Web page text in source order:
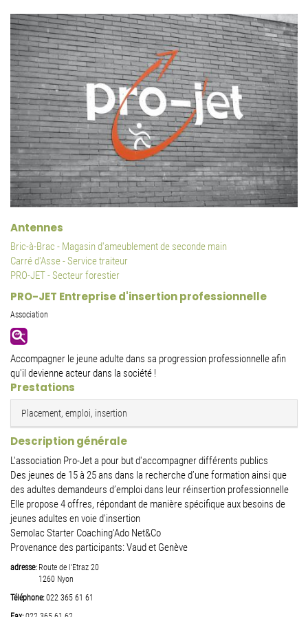
Antennes
Bric-à-Brac - Magasin d'ameublement de seconde main
Carré d'Asse - Service traiteur
PRO-JET - Secteur forestier
PRO-JET Entreprise d'insertion professionnelle
Association
Accompagner le jeune adulte dans sa progression professionnelle afin
qu'il devienne acteur dans la société !
Prestations
Placement, emploi, insertion
Description générale
L'association Pro-Jet a pour but d'accompagner différents publics
Des jeunes de 15 à 25 ans dans la recherche d’une formation ainsi que
des adultes demandeurs d’emploi dans leur réinsertion professionnelle
Elle propose 4 offres, répondant de manière spécifique aux besoins de
jeunes adultes en voie d'insertion
Semolac Starter Coaching'Ado Net&Co
Provenance des participants: Vaud et Genève
adresse: Route de l'Etraz 20
1260 Nyon
Téléphone:022 365 61 61